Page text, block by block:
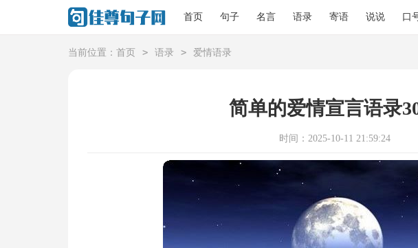
首页 句子 名言 语录 寄语 说说 口
当前位置： 首页 > 语录 > 爱情语录
简单的爱情宣言语录
时间：2025-10-11 21:59:24